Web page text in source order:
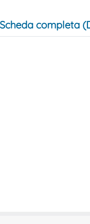
Scheda completa